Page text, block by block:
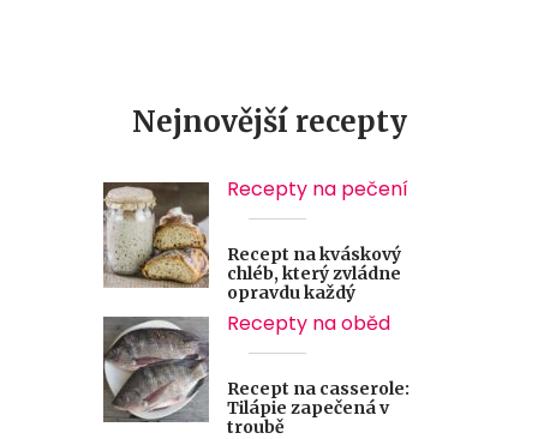
Nejnovější recepty
Recepty na pečení
Recept na kváskový
chléb, který zvládne
opravdu každý
Recepty na oběd
Recept na casserole:
Tilápie zapečená v
troubě